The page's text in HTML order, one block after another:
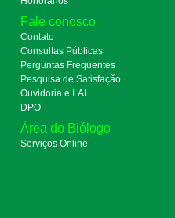
Fale conosco
Contato
Consultas Públicas
Perguntas Frequentes
Pesquisa de Satisfação
Ouvidoria e LAI
DPO
Área do Biólogo
Serviços Online